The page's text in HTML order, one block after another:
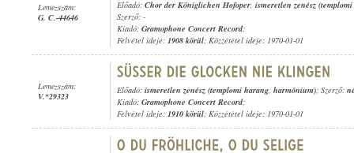
Lemezszám:
G. C.-44646
Előadó: Chor der Königlichen Hofoper, ismeretlen zenész
Szerző: -
Kiadó: Gramophone Concert Record;
Felvétel ideje: 1908 körül; Közzététel ideje: 1970-01-01
Lemezszám:
V.*29323
Előadó: ismeretlen zenész (templomi harang, harmónium); Szerző:
Kiadó: Gramophone Concert Record;
Felvétel ideje: 1910 körül; Közzététel ideje: 1970-01-01